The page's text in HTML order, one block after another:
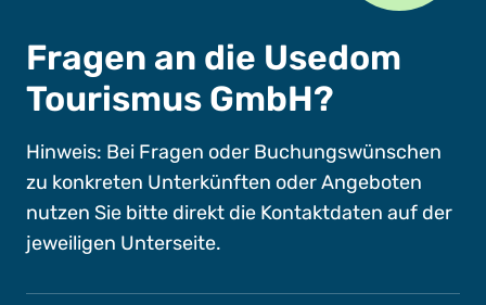
Fragen an die Usedom
Tourismus GmbH?
Hinweis: Bei Fragen oder Buchungswünschen
zu konkreten Unterkünften oder Angeboten
nutzen Sie bitte direkt die Kontaktdaten auf der
jeweiligen Unterseite.